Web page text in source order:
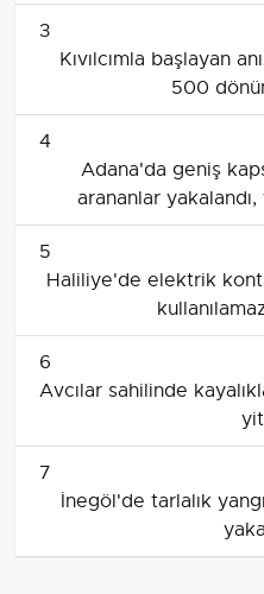
3
Kıvılcımla başlayan
500
4
Adana'da geniş
arananlar
5
Haliliye'de elektrik
6
Avcılar sahilinde
7
İnegöl'de tarlalık